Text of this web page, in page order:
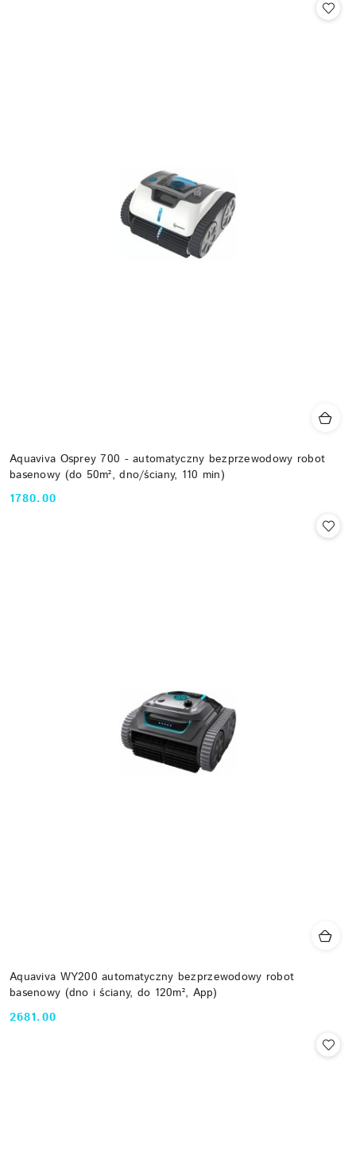
Aquaviva Osprey 700 - automatyczny bezprzewodowy robot
basenowy (do 50m², dno/ściany, 110 min)
Cena:
1780.00
Aquaviva WY200 automatyczny bezprzewodowy robot
basenowy (dno i ściany, do 120m², App)
Cena:
2681.00